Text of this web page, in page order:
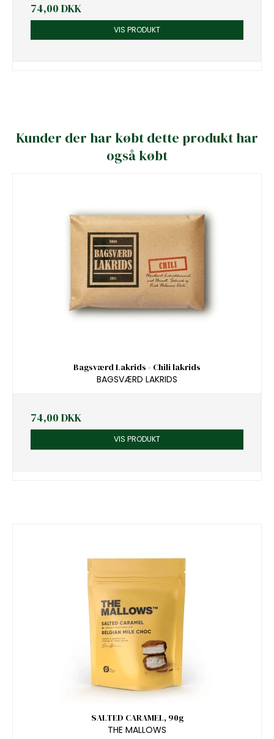
74,00 DKK
VIS PRODUKT
Kunder der har købt dette produkt har
også købt
Bagsværd Lakrids - Chili lakrids
BAGSVÆRD LAKRIDS
74,00 DKK
VIS PRODUKT
SALTED CARAMEL, 90g
THE MALLOWS